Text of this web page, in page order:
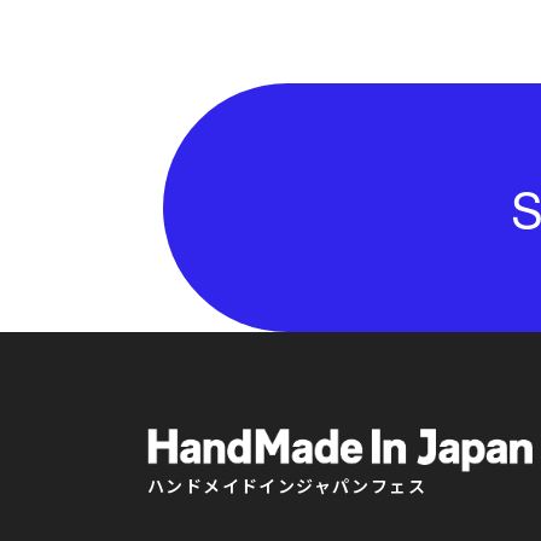
ハンドメイドインジャパンフェス